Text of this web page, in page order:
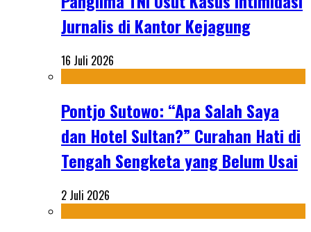
Jurnalis di Kantor Kejagung
16 Juli 2026
Pontjo Sutowo: “Apa Salah Saya
dan Hotel Sultan?” Curahan Hati di
Tengah Sengketa yang Belum Usai
2 Juli 2026